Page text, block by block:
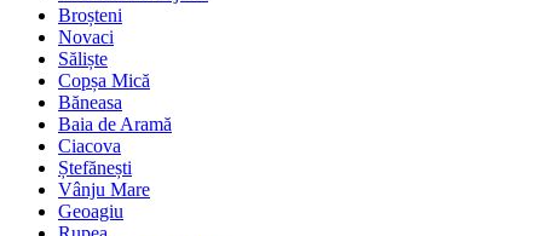
Broșteni
Novaci
Săliște
Copșa Mică
Băneasa
Baia de Aramă
Ciacova
Ștefănești
Vânju Mare
Geoagiu